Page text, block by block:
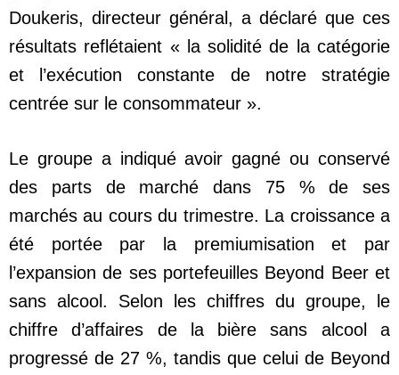
Doukeris, directeur général, a déclaré que ces
résultats reflétaient « la solidité de la catégorie
et l’exécution constante de notre stratégie
centrée sur le consommateur ».
Le groupe a indiqué avoir gagné ou conservé
des parts de marché dans 75 % de ses
marchés au cours du trimestre. La croissance a
été portée par la premiumisation et par
l’expansion de ses portefeuilles Beyond Beer et
sans alcool. Selon les chiffres du groupe, le
chiffre d’affaires de la bière sans alcool a
progressé de 27 %, tandis que celui de Beyond